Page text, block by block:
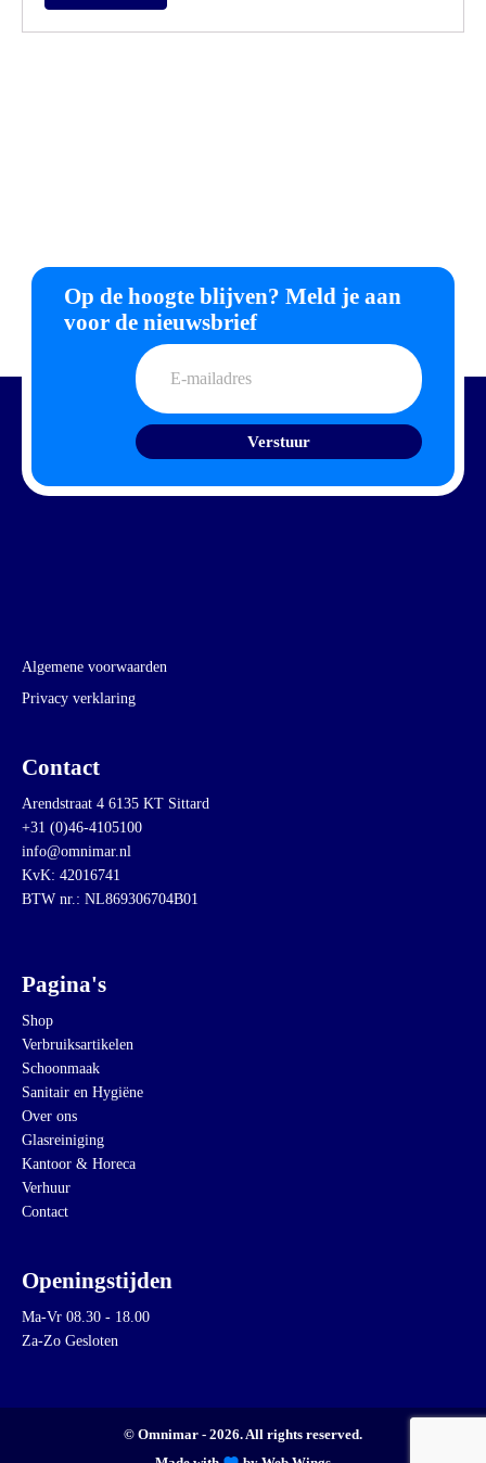
Op de hoogte blijven? Meld je aan
voor de nieuwsbrief
E-
mailadres
Algemene voorwaarden
Privacy verklaring
Contact
Arendstraat 4 6135 KT Sittard
+31 (0)46-4105100
info@omnimar.nl
KvK: 42016741
BTW nr.: NL869306704B01
Pagina's
Shop
Verbruiksartikelen
Schoonmaak
Sanitair en Hygiëne
Over ons
Glasreiniging
Kantoor & Horeca
Verhuur
Contact
Openingstijden
Ma-Vr 08.30 - 18.00
Za-Zo Gesloten
© Omnimar - 2026. All rights reserved.